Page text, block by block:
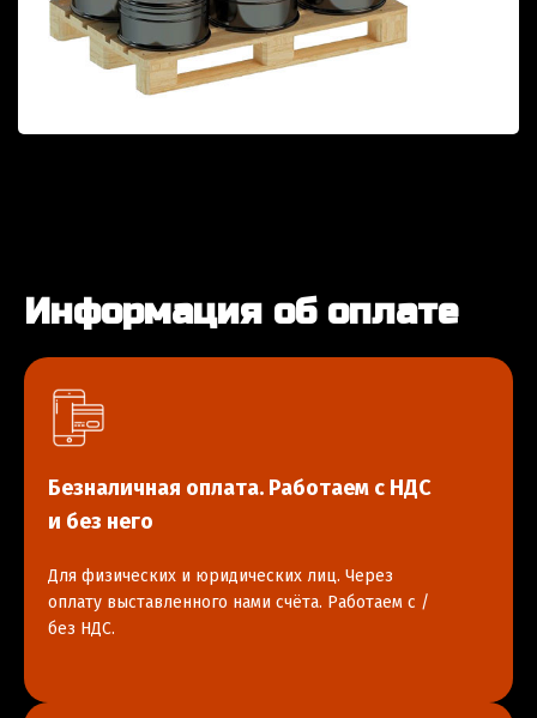
Информация об оплате
Безналичная оплата. Работаем с НДС
и без него
Для физических и юридических лиц. Через
оплату выставленного нами счёта. Работаем с /
без НДС.